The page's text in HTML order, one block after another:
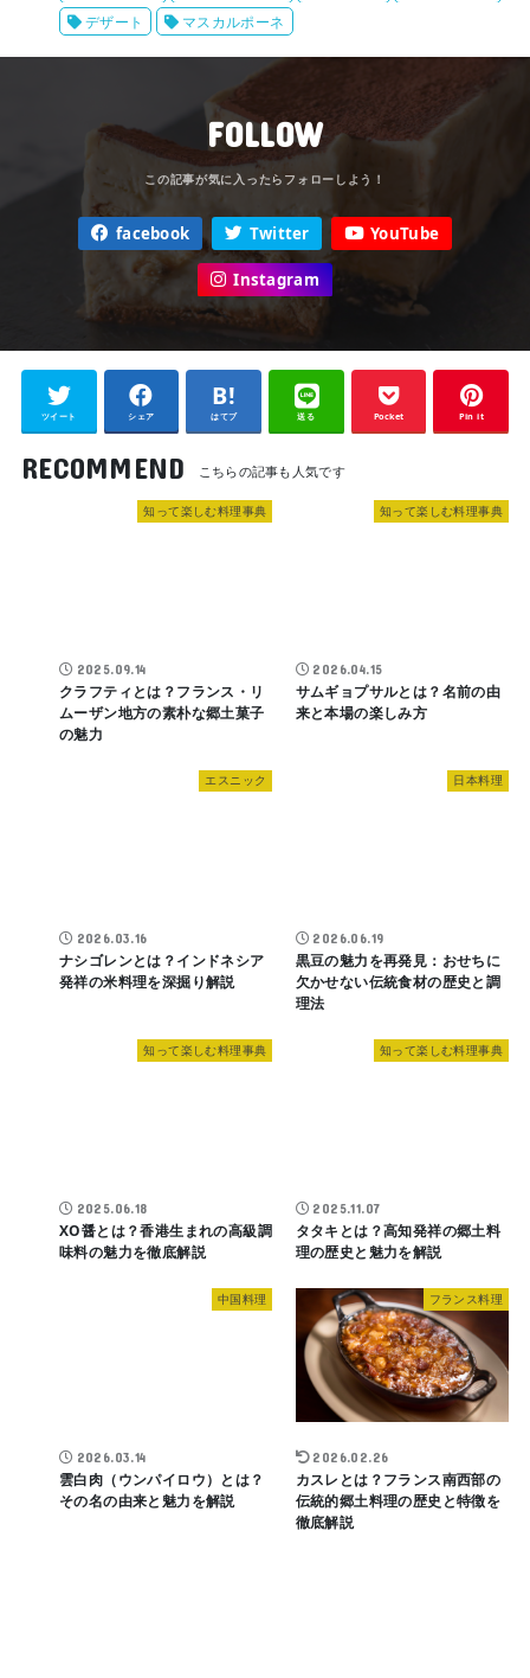
デザート マスカルポーネ
FOLLOW
facebook Twitter YouTube
Instagram
ツイート シェア はてブ 送る Pocket Pin it
RECOMMEND
知って楽しむ料理事典
2025.09.14
クラフティとは？フランス・リ
ムーザン地方の素朴な郷土菓子
の魅力
知って楽しむ料理事典
2026.04.15
サムギョプサルとは？名前の由
来と本場の楽しみ方
エスニック
2026.03.16
ナシゴレンとは？インドネシア
発祥の米料理を深掘り解説
日本料理
2026.06.19
黒豆の魅力を再発見：おせちに
欠かせない伝統食材の歴史と調
理法
知って楽しむ料理事典
2025.06.18
XO醤とは？香港生まれの高級調
味料の魅力を徹底解説
知って楽しむ料理事典
2025.11.07
タタキとは？高知発祥の郷土料
理の歴史と魅力を解説
中国料理
2026.03.14
雲白肉（ウンパイロウ）とは？
その名の由来と魅力を解説
フランス料理
2026.02.26
カスレとは？フランス南西部の
伝統的郷土料理の歴史と特徴を
徹底解説